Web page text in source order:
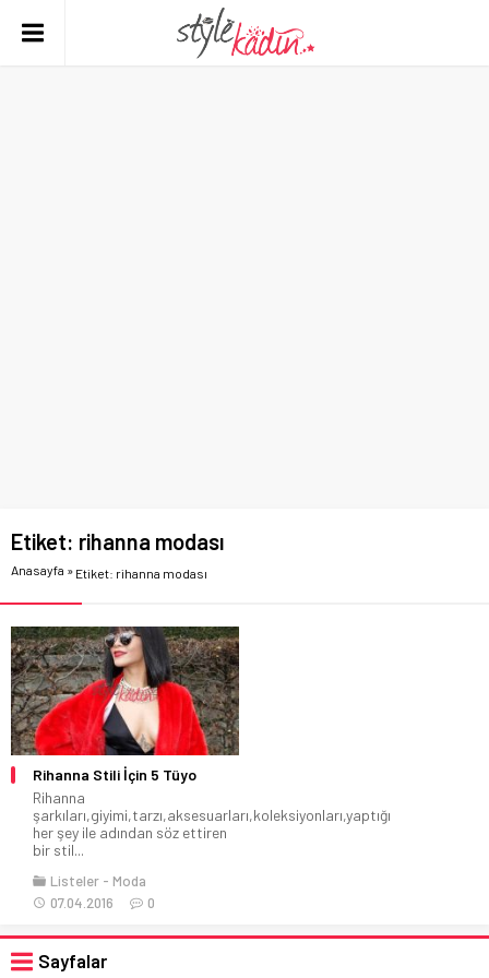
Etiket: rihanna modası
Anasayfa » Etiket: rihanna modası
Rihanna Stili İçin 5 Tüyo
Rihanna
şarkıları,giyimi,tarzı,aksesuarları,koleksiyonları,yaptığı
her şey ile adından söz ettiren
bir stil...
Listeler
Moda
07.04.2016
0
Sayfalar